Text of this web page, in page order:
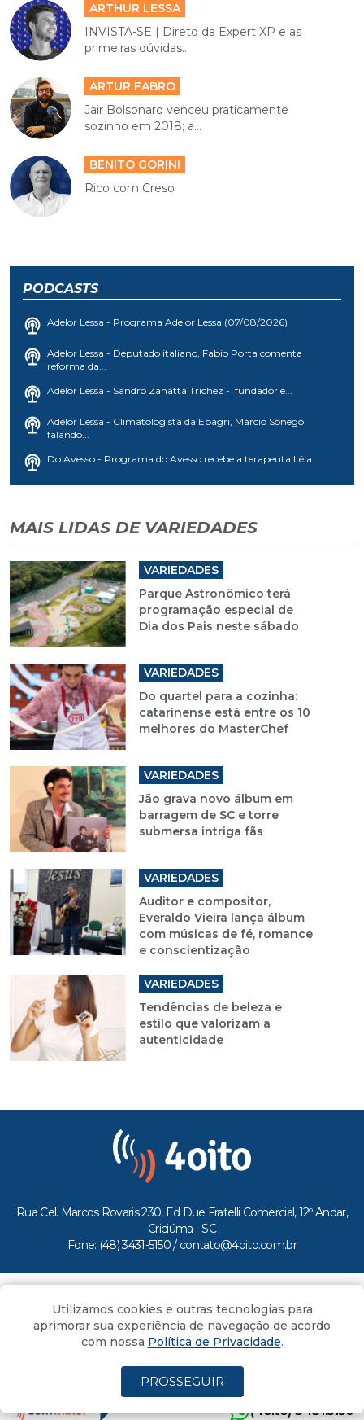
ARTHUR LESSA
INVISTA-SE | Direto da Expert XP e as
primeiras dúvidas...
ARTUR FABRO
Jair Bolsonaro venceu praticamente
sozinho em 2018; a...
BENITO GORINI
Rico com Creso
PODCASTS
Adelor Lessa - Programa Adelor Lessa (07/08/2026)
Adelor Lessa - Deputado italiano, Fabio Porta comenta
reforma da...
Adelor Lessa - Sandro Zanatta Trichez - fundador e...
Adelor Lessa - Climatologista da Epagri, Márcio Sônego
falando...
Do Avesso - Programa do Avesso recebe a terapeuta Léia...
MAIS LIDAS DE VARIEDADES
VARIEDADES
Parque Astronômico terá
programação especial de
Dia dos Pais neste sábado
VARIEDADES
Do quartel para a cozinha:
catarinense está entre os 10
melhores do MasterChef
VARIEDADES
Jão grava novo álbum em
barragem de SC e torre
submersa intriga fãs
VARIEDADES
Auditor e compositor,
Everaldo Vieira lança álbum
com músicas de fé, romance
e conscientização
VARIEDADES
Tendências de beleza e
estilo que valorizam a
autenticidade
Rua Cel. Marcos Rovaris 230, Ed Due Fratelli Comercial, 12º Andar,
Criciúma - SC
Fone: (48) 3431-5150 / contato@4oito.com.br
Todos os direitos reservados ao Portal 4oito
(4oito) 3431.5150
Utilizamos cookies e outras tecnologias para
aprimorar sua experiência de navegação de acordo
com nossa Política de Privacidade.
PROSSEGUIR